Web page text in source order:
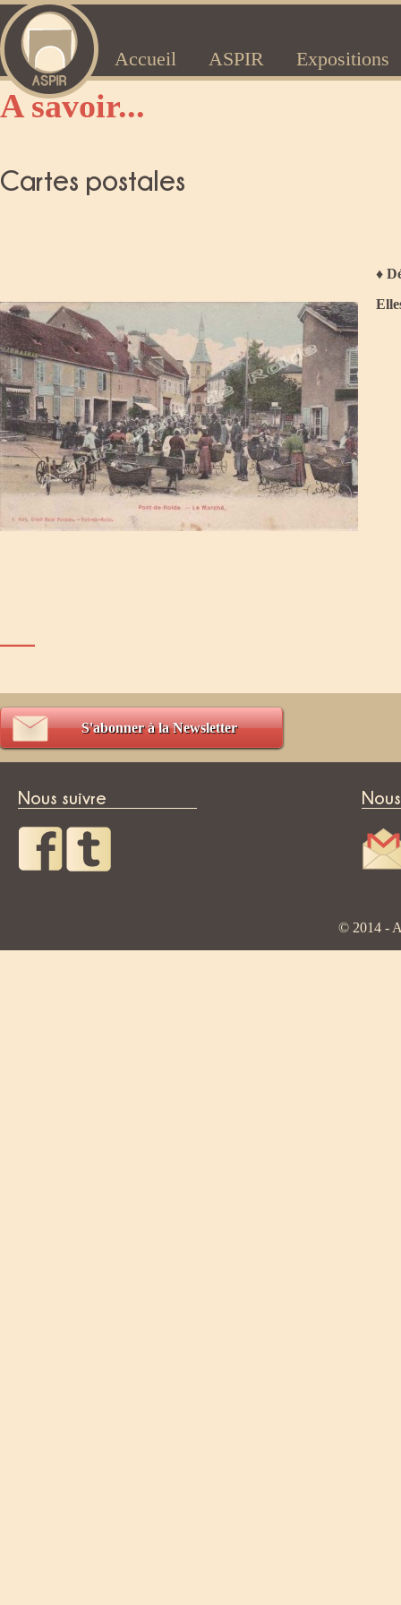
Accueil ASPIR Expositions
A savoir...
Cartes postales
♦
S'abonner à la Newsletter
Nous suivre
© 2014 -